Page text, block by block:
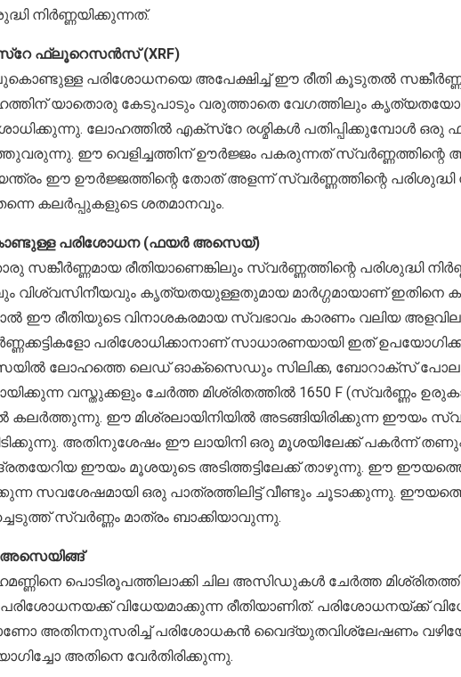
നിർണ്ണയിക്കുന്നത്.
ഫ്ലൂറെസൻസ് (XRF)
പരിശോധനയെ അപേക്ഷിച്ച് ഈ രീതി കൂടുതൽ
യാതൊരു കേടുപാടും വരുത്താതെ വേഗത്തിലും
ലോഹത്തിൽ എക്സ്റേ രശ്മികൾ പതിപ്പിക്കുമ്പോൾ ഒരു
ഈ വെളിച്ചത്തിന് ഊർജ്ജം പകരുന്നത്
യന്ത്രം ഈ ഊർജ്ജത്തിന്റെ തോത് അളന്ന് സ്വർണ്ണത്തിന്റെ പരിശുദ്ധി
കലർപ്പുകളുടെ ശതമാനവും.
പരിശോധന (ഫയർ അസെയ്)
സങ്കീർണ്ണമായ രീതിയാണെങ്കിലും സ്വർണ്ണത്തിന്റെ പരിശുദ്ധി
വിശ്വസിനീയവും കൃത്യതയുള്ളതുമായ മാർഗ്ഗമായാണ് ഇതിനെ
ഈ രീതിയുടെ വിനാശകരമായ സ്വഭാവം കാരണം വലിയ
പരിശോധിക്കാനാണ് സാധാരണയായി ഇത്
ലോഹത്തെ ലെഡ് ഓക്സൈഡും സിലിക്ക, ബോറാക്സ്
വസ്തുക്കളും ചേർത്ത മിശ്രിതത്തിൽ 1650 F (സ്വർണ്ണം
കലർത്തുന്നു. ഈ മിശ്രലായിനിയിൽ അടങ്ങിയിരിക്കുന്ന ഈയം
അതിനുശേഷം ഈ ലായിനി ഒരു മൂശയിലേക്ക് പകർന്ന്
ഈയം മൂശയുടെ അടിത്തട്ടിലേക്ക് താഴുന്നു. ഈ
സവശേഷമായി ഒരു പാത്രത്തിലിട്ട് വീണ്ടും ചൂടാക്കുന്നു.
സ്വർണ്ണം മാത്രം ബാക്കിയാവുന്നു.
അസെയിങ്ങ്
പൊടിരൂപത്തിലാക്കി ചില അസിഡുകൾ ചേർത്ത
വിധേയമാക്കുന്ന രീതിയാണിത്. പരിശോധനയ്ക്ക്
അതിനനുസരിച്ച് പരിശോധകൻ വൈദ്യുതവിശ്ലേഷണം
അതിനെ വേർതിരിക്കുന്നു.